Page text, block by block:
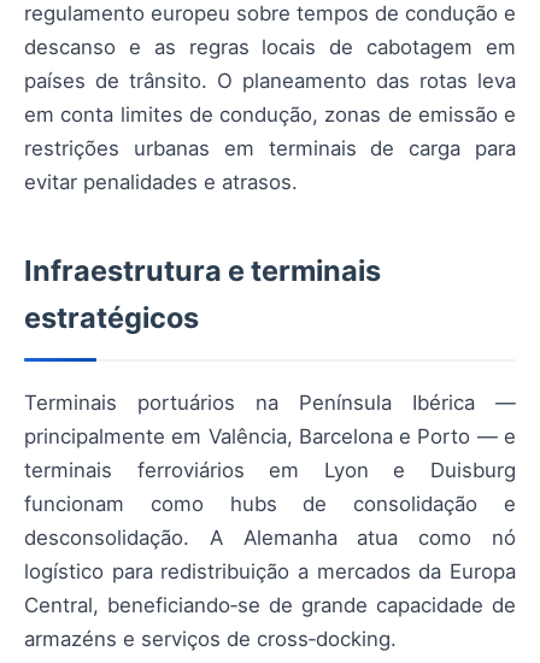
regulamento europeu sobre tempos de condução e
descanso e as regras locais de cabotagem em
países de trânsito. O planeamento das rotas leva
em conta limites de condução, zonas de emissão e
restrições urbanas em terminais de carga para
evitar penalidades e atrasos.
Infraestrutura e terminais
estratégicos
Terminais portuários na Península Ibérica —
principalmente em Valência, Barcelona e Porto — e
terminais ferroviários em Lyon e Duisburg
funcionam como hubs de consolidação e
desconsolidação. A Alemanha atua como nó
logístico para redistribuição a mercados da Europa
Central, beneficiando‑se de grande capacidade de
armazéns e serviços de cross‑docking.